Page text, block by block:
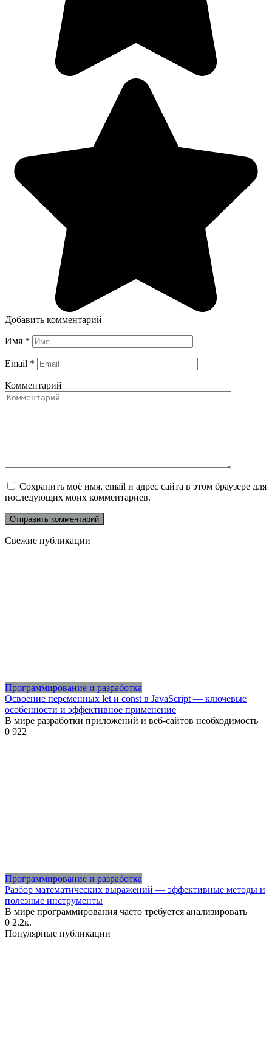
Добавить комментарий
Имя *
Email *
Комментарий
Сохранить моё имя, email и адрес сайта в этом браузере для
последующих моих комментариев.
Свежие публикации
Программирование и разработка
Освоение переменных let и const в JavaScript — ключевые
особенности и эффективное применение
В мире разработки приложений и веб-сайтов необходимость
0 922
Программирование и разработка
Разбор математических выражений — эффективные методы и
полезные инструменты
В мире программирования часто требуется анализировать
0 2.2к.
Популярные публикации